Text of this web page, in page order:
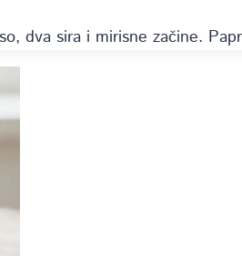
dva sira i mirisne začine.